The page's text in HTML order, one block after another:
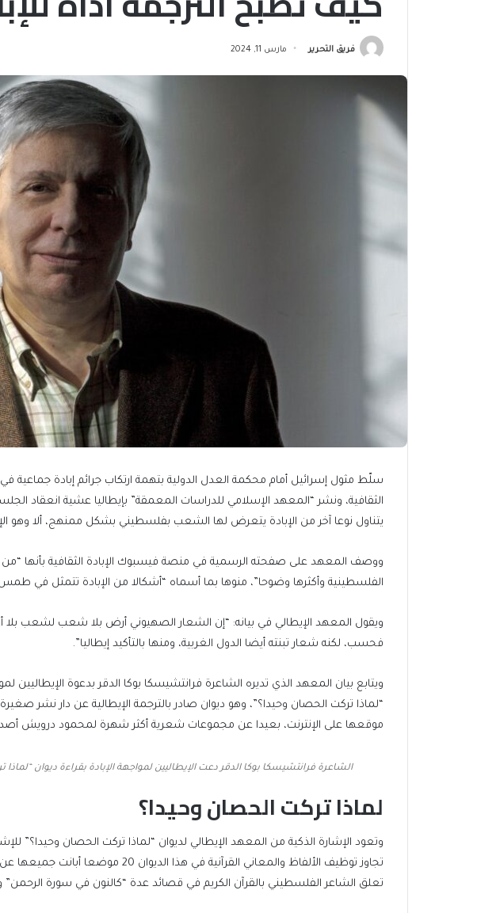
فريق التحرير مارس 11, 2024
سلّط مثول إسرائيل أمام محكمة العدل الدولية بتهمة ارتكاب جرائم إبادة جماعية في
الثقافية، ونشر “المعهد الإسلامي للدراسات المعمقة” بإيطاليا عشية انعقاد
يتناول نوعا آخر من الإبادة يتعرض لها الشعب بفلسطيني بشكل ممنهج، ألا وهو
ووصف المعهد على صفحته الرسمية في منصة فيسبوك الإبادة الثقافية بأنها
الفلسطينية وأكثرها وضوحا”، منوها بما أسماه “أشكالا من الإبادة تتمثل في طمس
ويقول المعهد الإيطالي في بيانه: “إن الشعار الصهيوني أرض بلا شعب لشعب بلا
فحسب، لكنه شعار تبنته أيضا الدول الغربية، ومنها بالتأكيد إيطاليا”.
ويتابع بيان المعهد الذي تديره الشاعرة فرانتشيسكا بوكا الدقر بدعوة الإيطاليين
“لماذا تركت الحصان وحيدا؟”، وهو ديوان صادر بالترجمة الإيطالية عن دار نشر
موقعها على الإنترنت، بعيدا عن مجموعات شعرية أكثر شهرة لمحمود درويش
الشاعرة فرانتشيسكا بوكا الدقر دعت الإيطاليين لمواجهة الإبادة بقراءة ديوان
لماذا تركت الحصان وحيدا؟
وتعود الإشارة الذكية من المعهد الإيطالي لديوان “لماذا تركت الحصان وحيدا؟”
تجاوز توظيف الألفاظ والمعاني القرآنية في
تعلق الشاعر الفلسطيني بالقرآن الكريم في قصائد عدة “كالنون في سورة الرحمن”